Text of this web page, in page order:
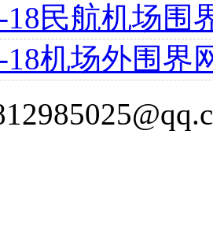
18民航机场围
18机场外围界